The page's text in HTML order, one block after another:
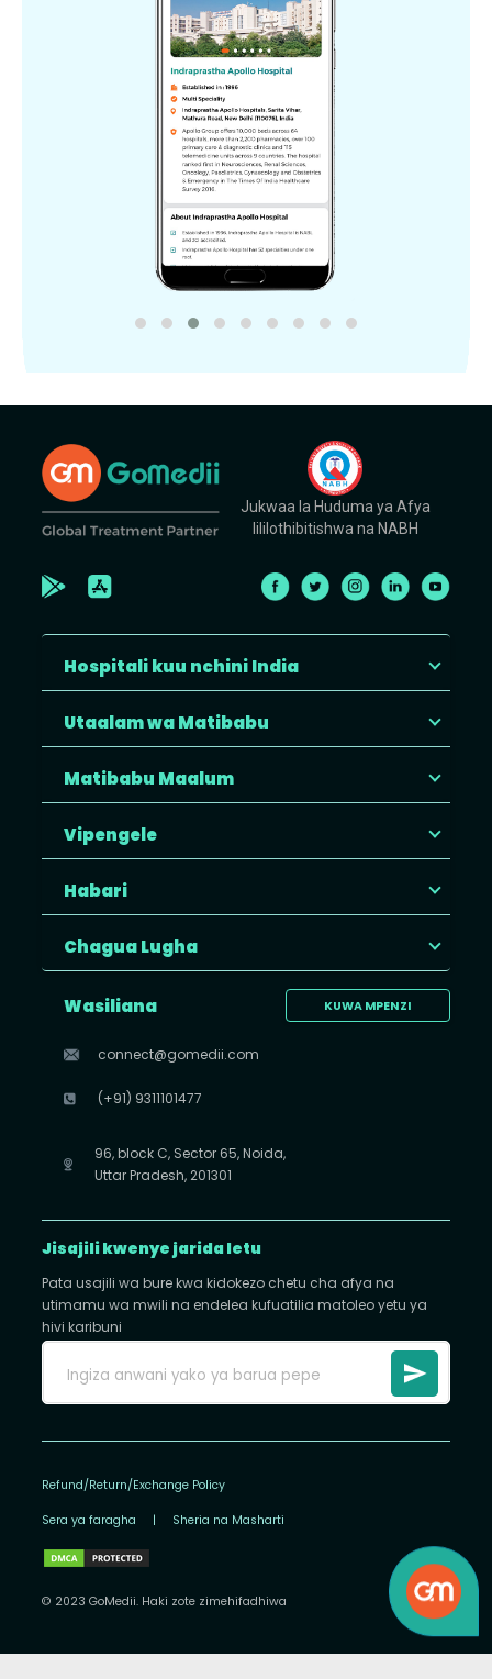
Jukwaa la Huduma ya Afya
lililothibitishwa na NABH
Hospitali kuu nchini India
Utaalam wa Matibabu
Matibabu Maalum
Vipengele
Habari
Chagua Lugha
KUWA MPENZI
Wasiliana
connect@gomedii.com
(+91) 9311101477
96, block C, Sector 65, Noida,
Uttar Pradesh, 201301
Jisajili kwenye jarida letu
Pata usajili wa bure kwa kidokezo chetu cha afya na
utimamu wa mwili na endelea kufuatilia matoleo yetu ya
hivi karibuni
Refund/Return/Exchange Policy
Sera ya faragha | Sheria na Masharti
© 2023 GoMedii. Haki zote zimehifadhiwa